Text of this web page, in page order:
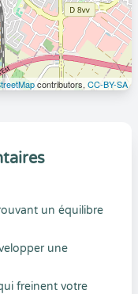
contributors, CC-BY-SA
un équilibre
une
freinent votre